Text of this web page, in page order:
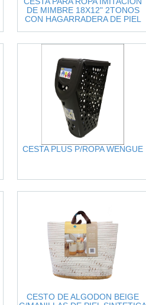
DE MIMBRE 18X12" 2TONOS
CON HAGARRADERA DE PIEL
CESTA PLUS P/ROPA WENGUE
CESTO DE ALGODON BEIGE